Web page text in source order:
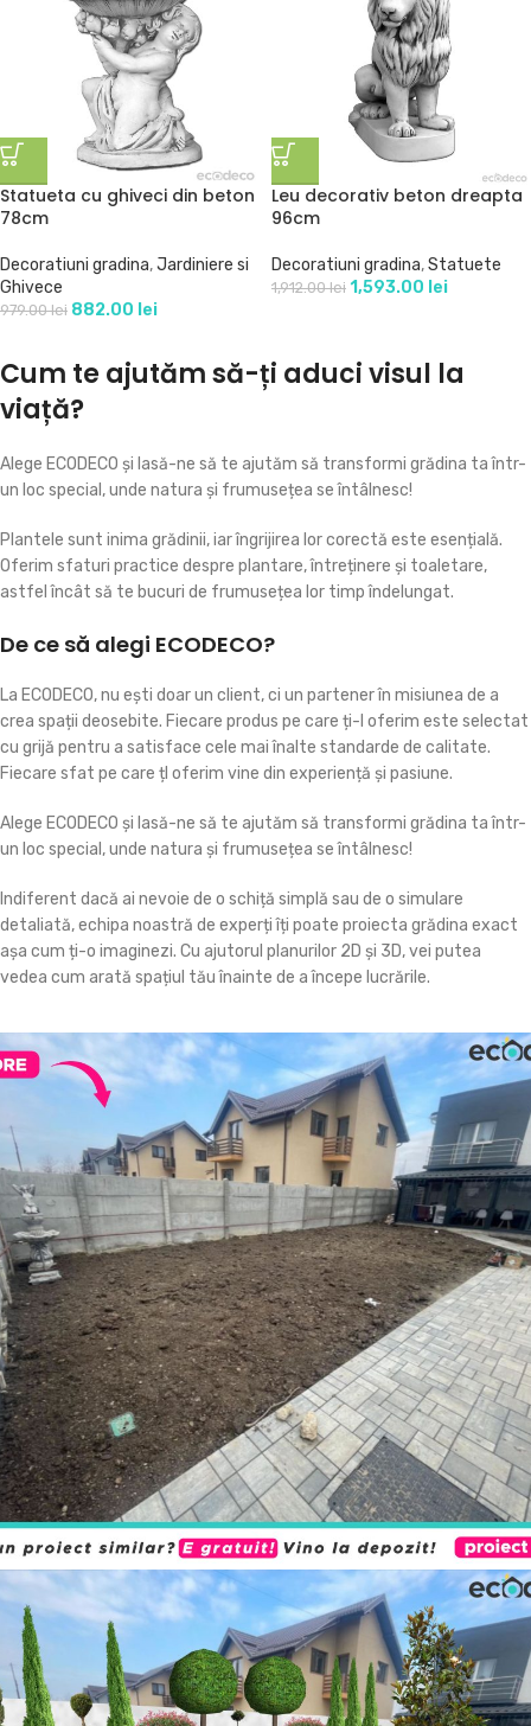
Statueta cu ghiveci din beton
78cm
Decoratiuni gradina,Jardiniere si
Ghivece
979.00lei 882.00 lei
Leu decorativ beton dreapta
96cm
Decoratiuni gradina,Statuete
1,912.00lei 1,593.00 lei
Cum te ajutăm să-ți aduci visul la
viață?
Alege ECODECO și lasă-ne să te ajutăm să transformi grădina ta într-
un loc special, unde natura și frumusețea se întâlnesc!
Plantele sunt inima grădinii, iar îngrijirea lor corectă este esențială.
Oferim sfaturi practice despre plantare, întreținere și toaletare,
astfel încât să te bucuri de frumusețea lor timp îndelungat.
De ce să alegi ECODECO?
La ECODECO, nu ești doar un client, ci un partener în misiunea de a
crea spații deosebite. Fiecare produs pe care ți-l oferim este selectat
cu grijă pentru a satisface cele mai înalte standarde de calitate.
Fiecare sfat pe care țl oferim vine din experiență și pasiune.
Alege ECODECO și lasă-ne să te ajutăm să transformi grădina ta într-
un loc special, unde natura și frumusețea se întâlnesc!
Indiferent dacă ai nevoie de o schiță simplă sau de o simulare
detaliată, echipa noastră de experți îți poate proiecta grădina exact
așa cum ți-o imaginezi. Cu ajutorul planurilor 2D și 3D, vei putea
vedea cum arată spațiul tău înainte de a începe lucrările.